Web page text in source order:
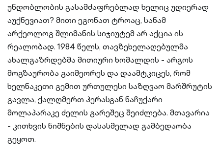
უნდობლობის გასამძაფრებლად ხელიც უდიერად
აუქნევიათ? მითი ეგონათ ტროაც, სანამ
არქეოლოგ შლიმანის სიჯიუტემ არ აქცია ის
რეალობად. 1984 წელს, თავზეხელაღებულმა
ახალგაზრდებმა მითიური ხომალდის - არგოს
მოგზაურობა გაიმეორეს და დაამტკიცეს, რომ
ხელნაკეთი გემით ურთულესი საზღვაო მარშრუტის
გავლა, ქალღმერთ ჰერასგან ნაჩუქარი
მოლაპარაკე ძელის გარეშეც შეიძლება. მთავარია
- კითხვის ნიშნების დასასმელად გამბედაობა
გეყოთ.